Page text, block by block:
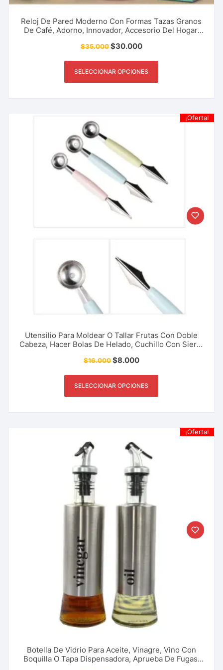
Reloj De Pared Moderno Con Formas Tazas Granos
De Café, Adorno, Innovador, Accesorio Del Hogar,
$35.000$30.000
SELECCIONAR OPCIONES
¡Oferta!
Utensilio Para Moldear O Tallar Frutas Con Doble
Cabeza, Hacer Bolas De Helado, Cuchillo Con Sierra
Restaurante, Bar, Heladería Y Más.
$16.000$8.000
SELECCIONAR OPCIONES
¡Oferta!
Botella De Vidrio Para Aceite, Vinagre, Vino Con
Boquilla O Tapa Dispensadora, Aprueba De Fugas,